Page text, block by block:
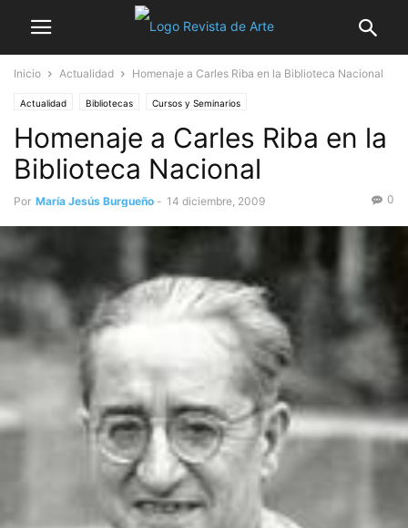
Inicio Actualidad Homenaje a Carles Riba en la Biblioteca Nacional
Actualidad Bibliotecas Cursos y Seminarios
Homenaje a Carles Riba en la
Biblioteca Nacional
Por María Jesús Burgueño - 14 diciembre, 2009 0